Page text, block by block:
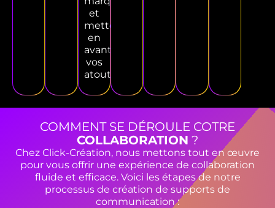
et
mettent
en
avant
vos
atouts.
COMMENT SE DÉROULE COTRE
COLLABORATION ?
Chez Click-Création, nous mettons tout en œuvre
pour vous offrir une expérience de collaboration
fluide et efficace. Voici les étapes de notre
processus de création de supports de
communication :